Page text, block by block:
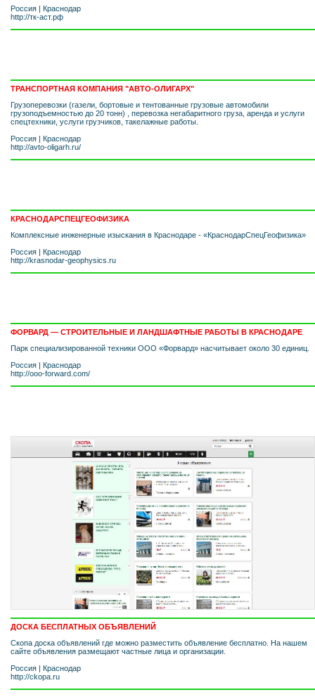
Россия | Краснодар
http://тк-аст.рф
ТРАНСПОРТНАЯ КОМПАНИЯ "АВТО-ОЛИГАРХ"
Грузоперевозки (газели, бортовые и тентованные грузовые автомобили
грузоподъемностью до 20 тонн) , перевозка негабаритного груза, аренда и услуги
спецтехники, услуги грузчиков, такелажные работы.
Россия | Краснодар
http://avto-oligarh.ru/
КРАСНОДАРСПЕЦГЕОФИЗИКА
Комплексные инженерные изыскания в Краснодаре - «КраснодарСпецГеофизика»
Россия | Краснодар
http://krasnodar-geophysics.ru
ФОРВАРД — СТРОИТЕЛЬНЫЕ И ЛАНДШАФТНЫЕ РАБОТЫ В КРАСНОДАРЕ
Парк специализированной техники ООО «Форвард» насчитывает около 30 единиц.
Россия | Краснодар
http://ooo-forward.com/
ДОСКА БЕСПЛАТНЫХ ОБЪЯВЛЕНИЙ
Скопа доска объявлений где можно разместить объявление бесплатно. На нашем
сайте объявления размещают частные лица и организации.
Россия | Краснодар
http://ckopa.ru